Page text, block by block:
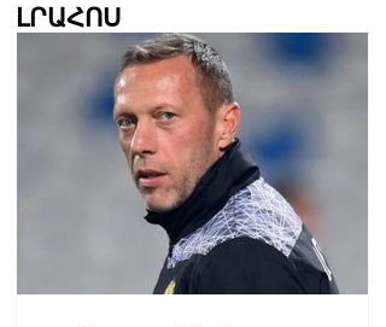
ԼՐԱՀՈՍ